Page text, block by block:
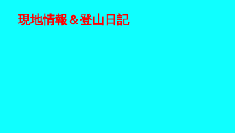
現地情報＆登山日記